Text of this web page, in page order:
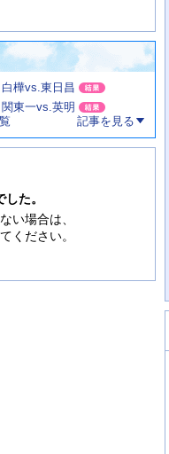
白樺vs.東日昌
東一vs.英明
記事を見る
た。
い場合は、
ください。